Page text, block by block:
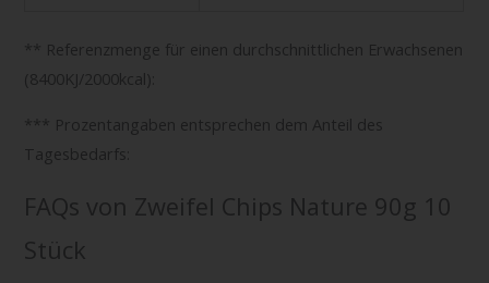
** Referenzmenge für einen durchschnittlichen Erwachsenen
(8400KJ/2000kcal):
*** Prozentangaben entsprechen dem Anteil des
Tagesbedarfs:
FAQs von Zweifel Chips Nature 90g 10
Stück